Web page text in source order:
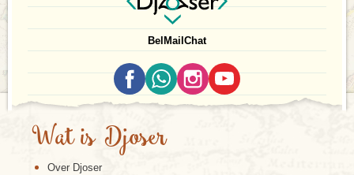
Bel Mail Chat
Wat is Djoser
Over Djoser